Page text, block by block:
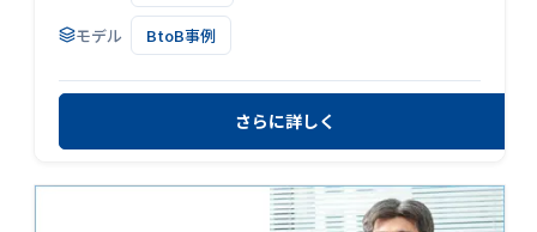
モデル BtoB事例
さらに詳しく